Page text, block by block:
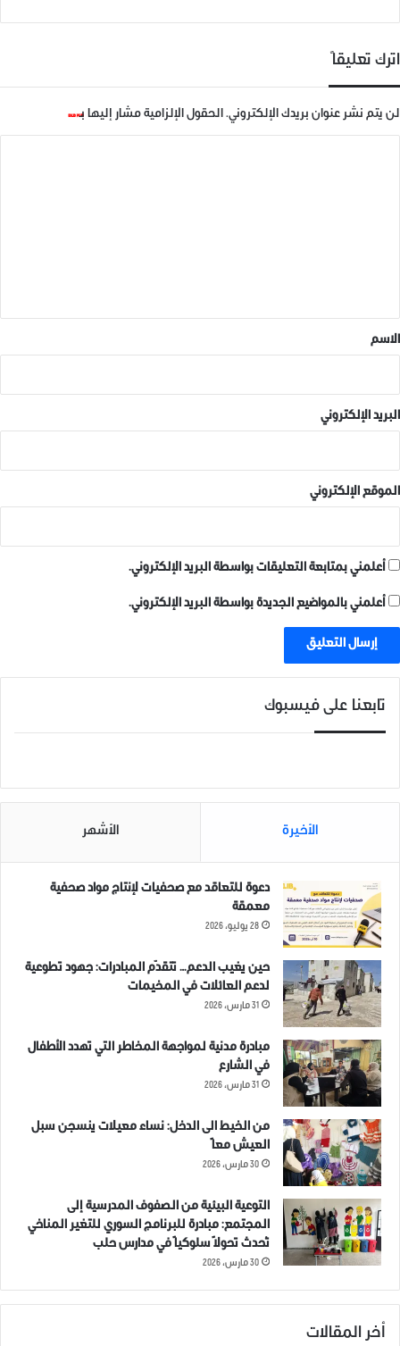
اترك تعليقاً
لن يتم نشر عنوان بريدك الإلكتروني. الحقول الإلزامية مشار إليها بـ*
*الاسم
البريد الإلكتروني
الموقع الإلكتروني
أعلمني بمتابعة التعليقات بواسطة البريد الإلكتروني.
أعلمني بالمواضيع الجديدة بواسطة البريد الإلكتروني.
تابعنا على فيسبوك
الأخيرة الأشهر
دعوة للتعاقد مع صحفيات لإنتاج مواد صحفية
معمقة
28 يوليو، 2026
حين يغيب الدعم… تتقدّم المبادرات: جهود تطوعية
لدعم العائلات في المخيمات
31 مارس، 2026
مبادرة مدنية لمواجهة المخاطر التي تهدد الأطفال
في الشارع
31 مارس، 2026
من الخيط الى الدخل: نساء معيلات ينسجن سبل
العيش معاً
30 مارس، 2026
التوعية البيئية من الصفوف المدرسية إلى
المجتمع: مبادرة للبرنامج السوري للتغير المناخي
تُحدث تحولاً سلوكياً في مدارس حلب
30 مارس، 2026
أخر المقالات